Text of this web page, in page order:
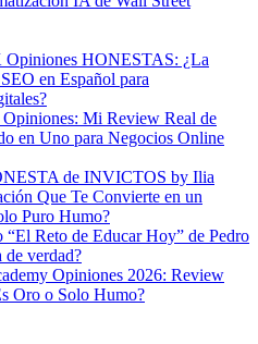
HONESTAS: ¿La
en Español para
Mi Review Real de
en Uno para Negocios Online
de INVICTOS by Ilia
Que Te Convierte en un
Puro Humo?
“El Reto de Educar Hoy” de Pedro
de verdad?
Opiniones 2026: Review
Oro o Solo Humo?